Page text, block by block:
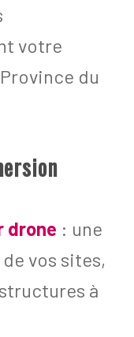
votre
du
drone : une
vos sites,
à